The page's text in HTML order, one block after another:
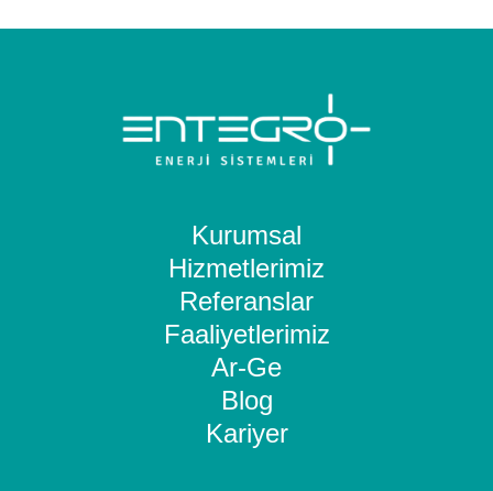
Kurumsal
Hizmetlerimiz
Referanslar
Faaliyetlerimiz
Ar-Ge
Blog
Kariyer